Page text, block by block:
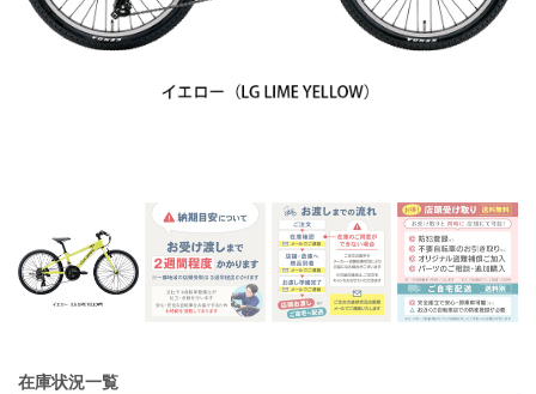
在庫状況一覧